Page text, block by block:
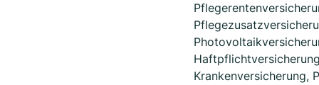
Krankenversicherung,